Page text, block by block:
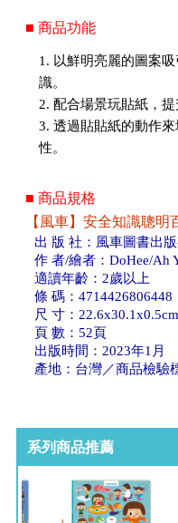
■ 商品功能
1. 以鮮明亮麗的圖案
識。
2. 配合場景玩貼紙，
3. 透過貼貼紙的動作
性。
■ 商品規格
【風車】安全知識聰明
出 版 社：風車圖書出
作 者/繪者：DoHee/Ah
適讀年齡：2歲以上
條 碼：4714426806448
尺 寸：22.6x30.1x0.5cm
頁 數：52頁
出版時間：2023年1月
產地：台灣／商品檢驗
系列商品推薦